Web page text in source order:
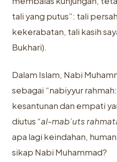
tali yang putus”: tali
kekerabatan, tali kasih
Bukhari).
Dalam Islam, Nabi
sebagai “nabiyyur
kesantunan dan empati
diutus “al-mab’uts
apa lagi keindahan,
sikap Nabi Muhammad?